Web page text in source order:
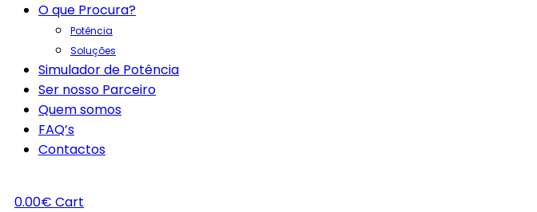
O que Procura?
Potência
Soluções
Simulador de Potência
Ser nosso Parceiro
Quem somos
FAQ’s
Contactos
0.00€ Cart